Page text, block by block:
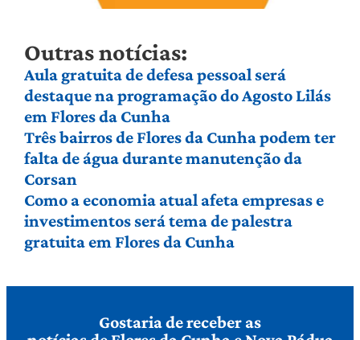
Outras notícias:
Aula gratuita de defesa pessoal será
destaque na programação do Agosto Lilás
em Flores da Cunha
Três bairros de Flores da Cunha podem ter
falta de água durante manutenção da
Corsan
Como a economia atual afeta empresas e
investimentos será tema de palestra
gratuita em Flores da Cunha
Gostaria de receber as